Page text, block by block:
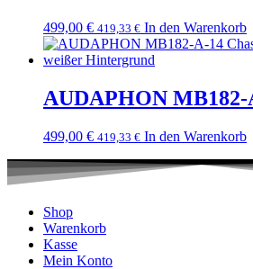
499,00 € 419,33 € In den Warenkorb
AUDAPHON MB182-
499,00 € 419,33 € In den Warenkorb
Shop
Warenkorb
Kasse
Mein Konto